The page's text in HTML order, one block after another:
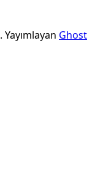
. Yayımlayan Ghost